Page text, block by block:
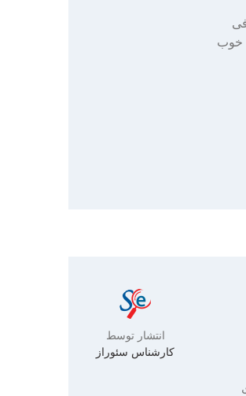
خوب
انتشار توسط
کارشناس سئوراز